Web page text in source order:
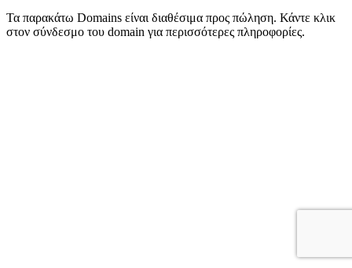
Τα παρακάτω Domains είναι διαθέσιμα προς πώληση. Κάντε κλικ
στον σύνδεσμο του domain για περισσότερες πληροφορίες.